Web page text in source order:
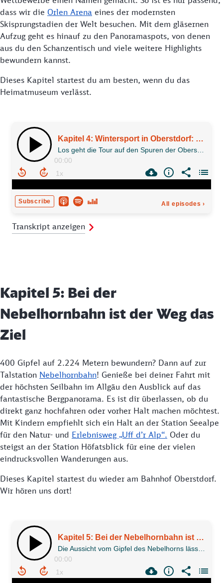
dass wir die Orlen Arena eines der modernsten
Skisprungstadien der Welt besuchen. Mit dem gläsernen
Aufzug geht es hinauf zu den Panoramaspots, von denen
aus du den Schanzentisch und viele weitere Highlights
bewundern kannst.
Dieses Kapitel startest du am besten, wenn du das
Heimatmuseum verlässt.
Transkript anzeigen
Kapitel 5: Bei der
Nebelhornbahn ist der Weg das
Ziel
400 Gipfel auf 2.224 Metern bewundern? Dann auf zur
Talstation Nebelhornbahn! Genieße bei deiner Fahrt mit
der höchsten Seilbahn im Allgäu den Ausblick auf das
fantastische Bergpanorama. Es ist dir überlassen, ob du
direkt ganz hochfahren oder vorher Halt machen möchtest.
Mit Kindern empfiehlt sich ein Halt an der Station Seealpe
für den Natur- und Erlebnisweg „Uff d’r Alp“. Oder du
steigst an der Station Höfatsblick für eine der vielen
eindrucksvollen Wanderungen aus.
Dieses Kapitel startest du wieder am Bahnhof Oberstdorf.
Wir hören uns dort!